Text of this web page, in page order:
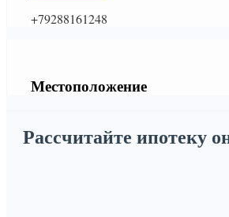
+79288161248
Местоположение
Рассчитайте ипотеку